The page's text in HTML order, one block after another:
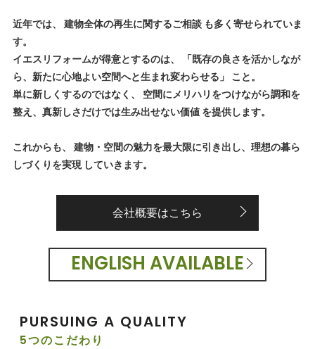
近年では、 建物全体の再生に関するご相談 も多く寄せられていま
す。
イエスリフォームが得意とするのは、 「既存の良さを活かしなが
ら、新たに心地よい空間へと生まれ変わらせる」 こと。
単に新しくするのではなく、 空間にメリハリをつけながら調和を
整え、真新しさだけでは生み出せない価値 を提供します。
これからも、 建物・空間の魅力を最大限に引き出し、理想の暮ら
しづくりを実現 していきます。
会社概要はこちら
ENGLISH AVAILABLE
PURSUING A QUALITY
5つのこだわり